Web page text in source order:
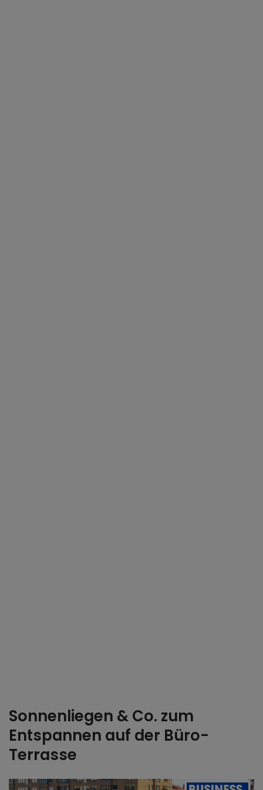
Sonnenliegen & Co. zum
Entspannen auf der Büro-
Terrasse